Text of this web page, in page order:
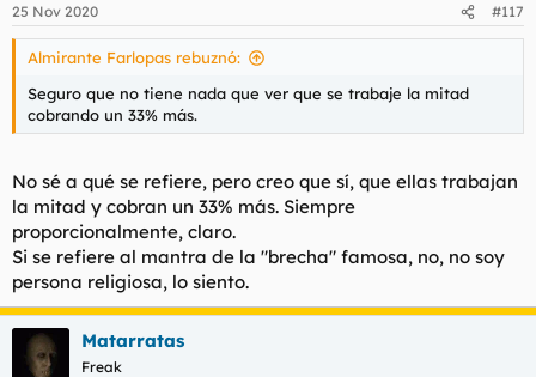
laboral, al menos no directamente, ya que para eso está la FP.
Yo hice ambas y te digo que en FP sales y puedes ponerte a
trabajar y ser algo productivo desde el minuto 1. Ahora, en la
en soluciones a medio y largo plazo, planear y administrar
proyectos, desarrollar nuevas herramientas o inventarse cosas
que no existen desde 0. Esto es la teoría claro. Es cierto que
esto cambia a toda hostia y la gente de la universidad está
fuera del mercado laboral.
25 Nov 2020 #117
Almirante Farlopas rebuznó:
Seguro que no tiene nada que ver que se trabaje la mitad
cobrando un 33% más.
No sé a qué se refiere, pero creo que sí, que ellas trabajan
la mitad y cobran un 33% más. Siempre
proporcionalmente, claro.
Si se refiere al mantra de la "brecha" famosa, no, no soy
persona religiosa, lo siento.
Matarratas
Freak